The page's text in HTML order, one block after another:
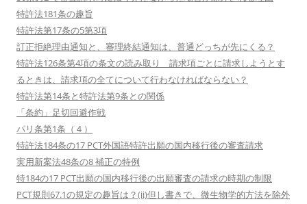
特許法181条の趣旨
特許法第17条の5第3項
訂正拒絶理由通知と、審理終結通知は、普通どっちが先にくる？
特許法126条第4項の条文の読み取り 請求項ごとに請求しようとす
るときは、請求項の全てについて行わなければならない？
特許法第14条と特許法第9条との関係
「条約」足切回避作戦
パリ条第1条（４）
特許法184条の17 PCT外国語特許出願の国内移行後の審査請求
実用新案法48条の8 補正の特例
特184の17 PCT出願の国内移行後の出願審査の請求の時期の制限
PCT規則67.1の規定の趣旨は？(ii)但し書きで、微生物学的方法を除外